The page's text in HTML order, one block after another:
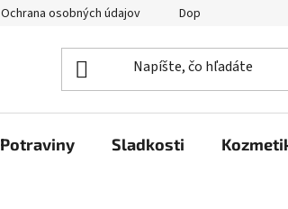
Ochrana osobných údajov Doprava a platba
Potraviny Sladkosti